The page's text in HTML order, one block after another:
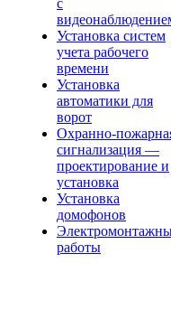
с
Установка систем
учета рабочего
времени
Установка
автоматики для
ворот
Охранно-
сигнализация —
проектирование и
установка
Установка
домофонов
работы